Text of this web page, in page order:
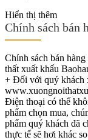
Hiển thị thêm
Chính sách bán
Chính sách bán
thất xuất khẩu
+ Đối với quý khách
Điện thoại có thể
phẩm chọn mua,
phẩm quý khách đã
thực tế sẽ hơi khác